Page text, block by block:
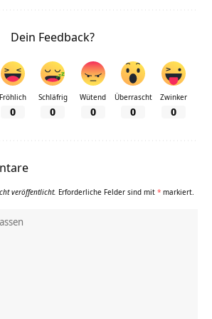
Dein Feedback?
Fröhlich
0
Schläfrig
0
Wütend
0
Überrascht
0
Zwinker
0
veröffentlicht. Erforderliche Felder sind mit * markiert.